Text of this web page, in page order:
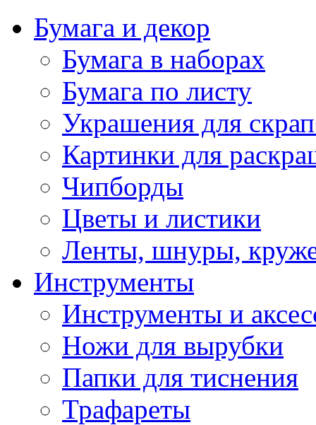
Бумага и декор
Бумага в наборах
Бумага по листу
Украшения для
Картинки для
Чипборды
Цветы и листики
Ленты, шнуры,
Инструменты
Инструменты и
Ножи для вырубки
Папки для тиснения
Трафареты